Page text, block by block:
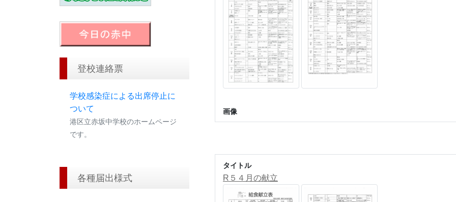
登校連絡票
学校感染症による出席停止に
ついて
港区立赤坂中学校のホームページ
です。
各種届出様式
画像
タイトル
R５４月の献立